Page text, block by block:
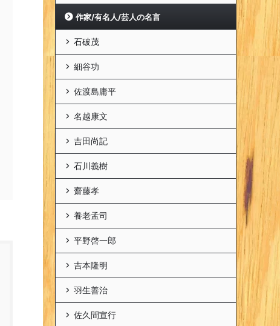
作家/有名人/芸人の名言
石破茂
細谷功
佐渡島庸平
名越康文
吉田尚記
石川義樹
齋藤孝
養老孟司
平野啓一郎
吉本隆明
羽生善治
佐久間宣行